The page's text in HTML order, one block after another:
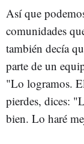
Así que
comunidades
también decía
parte de un
"Lo logramos.
pierdes, dices:
bien. Lo haré